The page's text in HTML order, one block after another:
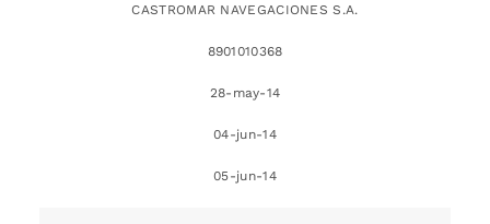
CASTROMAR NAVEGACIONES S.A.
8901010368
28-may-14
04-jun-14
05-jun-14